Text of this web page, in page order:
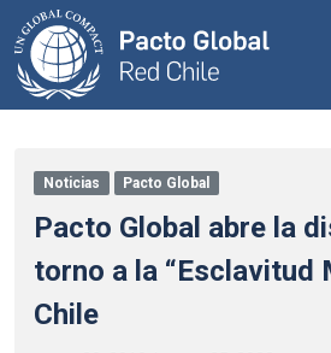
Noticias Pacto Global
Pacto Global abre la
torno a la “Esclavitud
Chile